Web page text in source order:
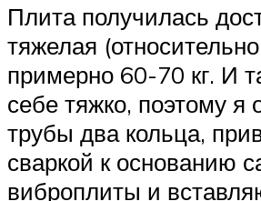
Плита получилась
тяжелая
примерно 60-70 кг. И
себе тяжко, поэтому я
трубы два кольца,
сваркой к основанию
виброплиты и